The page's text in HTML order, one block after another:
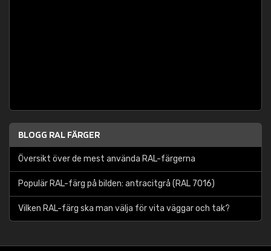
BLOGG RAL FÄRGER
Översikt över de mest använda RAL-färgerna
Populär RAL-färg på bilden: antracitgrå (RAL 7016)
Vilken RAL-färg ska man välja för vita väggar och tak?